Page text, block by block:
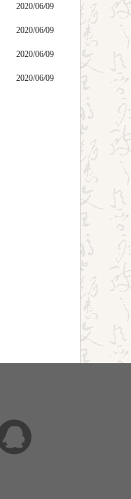
2020/06/09
2020/06/09
2020/06/09
2020/06/09